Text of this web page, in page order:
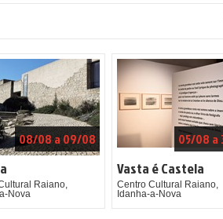
08/08 a 09/08
Raiano,
Nova
05/08 a
Vasta é Castela
Centro Cultural Raiano,
Idanha-a-Nova